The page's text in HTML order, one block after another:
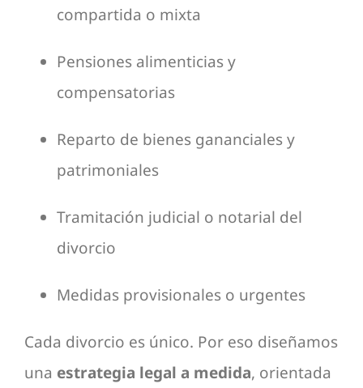
compartida o mixta
Pensiones alimenticias y
compensatorias
Reparto de bienes gananciales y
patrimoniales
Tramitación judicial o notarial del
divorcio
Medidas provisionales o urgentes
Cada divorcio es único. Por eso diseñamos
una estrategia legal a medida, orientada